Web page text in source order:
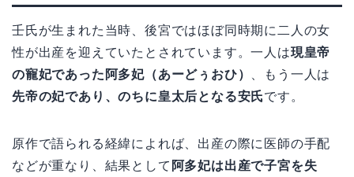
壬氏が生まれた当時、後宮ではほぼ同時期に二人の女
性が出産を迎えていたとされています。一人は現皇帝
の寵妃であった阿多妃（あーどぅおひ）
、もう一人は
先帝の妃であり、のちに皇太后となる安氏です。
原作で語られる経緯によれば、出産の際に医師の手配
などが重なり、結果として 阿多妃は出産で子宮を失